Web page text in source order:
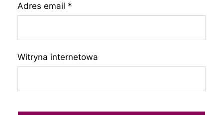
Adres email *
Witryna internetowa